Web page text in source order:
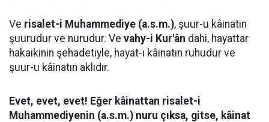
Ve risalet-i Muhammediye (a.s.m.), şuur-u kâinatın
şuurudur ve nurudur. Ve vahy-i Kur'ân dahi, hayattar
hakaikinin şehadetiyle, hayat-ı kâinatın ruhudur ve
şuur-u kâinatın aklıdır.
Evet, evet, evet! Eğer kâinattan risalet-i
Muhammediyenin (a.s.m.) nuru çıksa, gitse, kâinat